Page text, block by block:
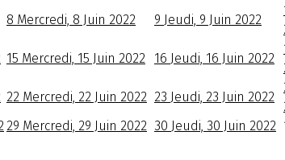
8 Mercredi, 8 Juin 2022 9 Jeudi, 9 Juin 2022
15 Mercredi, 15 Juin 2022 16 Jeudi, 16 Juin 2022
22 Mercredi, 22 Juin 2022 23 Jeudi, 23 Juin 2022
29 Mercredi, 29 Juin 2022 30 Jeudi, 30 Juin 2022